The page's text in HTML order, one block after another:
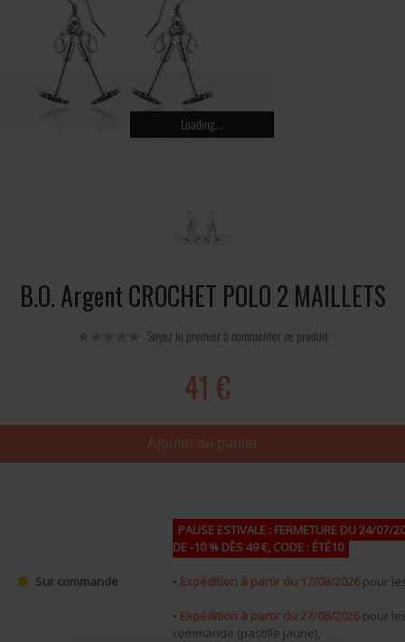
Loading...
B.O. Argent CROCHET POLO 2 MAILLETS
Soyez le premier à commenter ce produit
41 €
Ajouter au panier
Sur commande
PAUSE ESTIVALE : FERMETURE DU 24/07/
DE -10 % DÈS 49 €, CODE : ÉTÉ10
• Expédition à partir du 17/08/2026 pour
• Expédition à partir du 27/08/2026 pour
commande (pastille jaune),